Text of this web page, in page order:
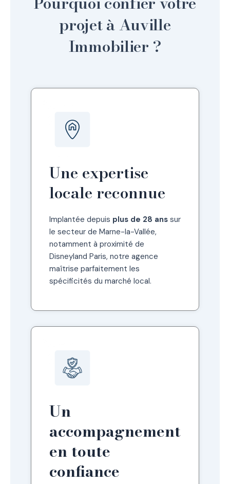
projet à Auville
Immobilier ?
Une expertise
locale reconnue
Implantée depuis plus de 28 ans sur
le secteur de Marne-la-Vallée,
notamment à proximité de
Disneyland Paris, notre agence
maîtrise parfaitement les
spécificités du marché local.
Un
accompagnement
en toute
confiance